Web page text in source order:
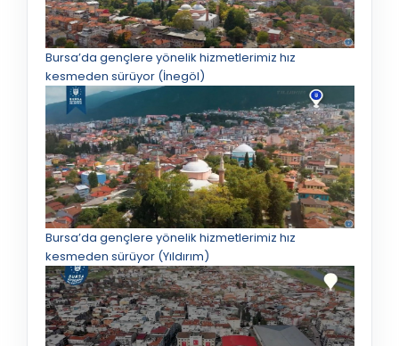
Bursa’da gençlere yönelik hizmetlerimiz hız
kesmeden sürüyor (İnegöl)
Bursa’da gençlere yönelik hizmetlerimiz hız
kesmeden sürüyor (Yıldırım)